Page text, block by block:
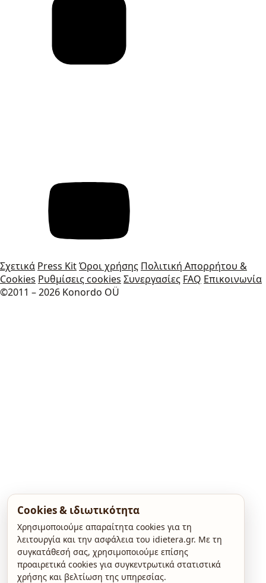
Σχετικά Press KitΌροι χρήσης Πολιτική Απορρήτου &
Cookies Ρυθμίσεις cookies Συνεργασίες FAQ Επικοινωνία
©2011 – 2026 Konordo OÜ
Cookies & ιδιωτικότητα
Χρησιμοποιούμε απαραίτητα cookies για τη
λειτουργία και την ασφάλεια του idietera.gr. Με τη
συγκατάθεσή σας, χρησιμοποιούμε επίσης
προαιρετικά cookies για συγκεντρωτικά στατιστικά
χρήσης και βελτίωση της υπηρεσίας.